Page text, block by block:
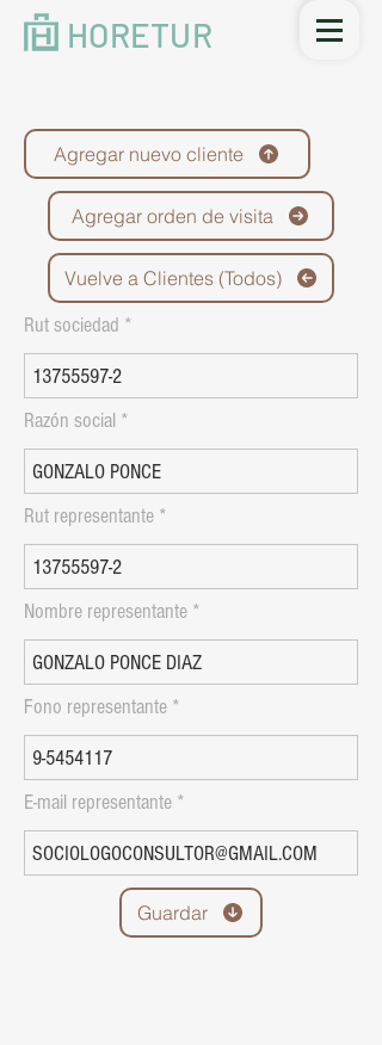
HORETUR
Agregar nuevo cliente
Agregar orden de visita
Vuelve a Clientes (Todos)
Rut sociedad
Razón social
Rut representante
Nombre representante
Fono representante
E-mail representante
Guardar